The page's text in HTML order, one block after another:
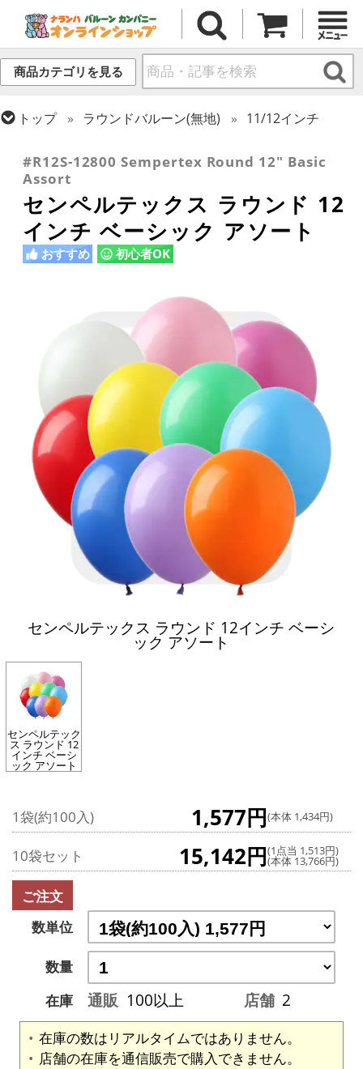
商品カテゴリを見る
トップ ラウンドバルーン(無地)
11/12インチ
#R12S-12800 Sempertex Round 12" Basic
Assort
センペルテックス ラウンド 12
インチ ベーシック アソート
おすすめ 初心者OK
センペルテックス ラウンド 12インチ ベーシ
ック アソート
センペルテック
ス ラウンド 12
インチ ベーシ
ック アソート
1袋(約100入) 1,577円(本体 1,434円)
10袋セット 15,142円(1点当 1,513円)
(本体 13,766円)
ご注文
数単位
数量
在庫
通販 100以上 店舗 2
在庫の数はリアルタイムではありません。
店舗の在庫を通信販売で購入できません。